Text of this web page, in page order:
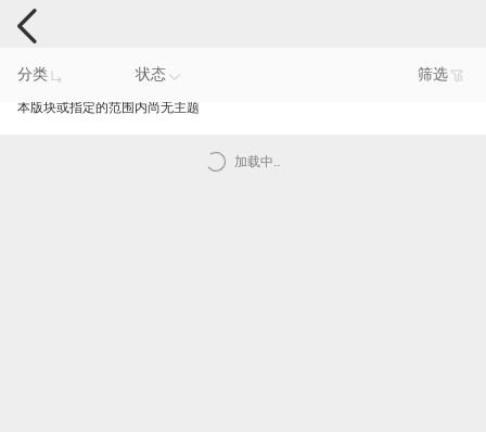
手机反馈
分类 状态 筛选
本版块或指定的范围内尚无主题
加载中..